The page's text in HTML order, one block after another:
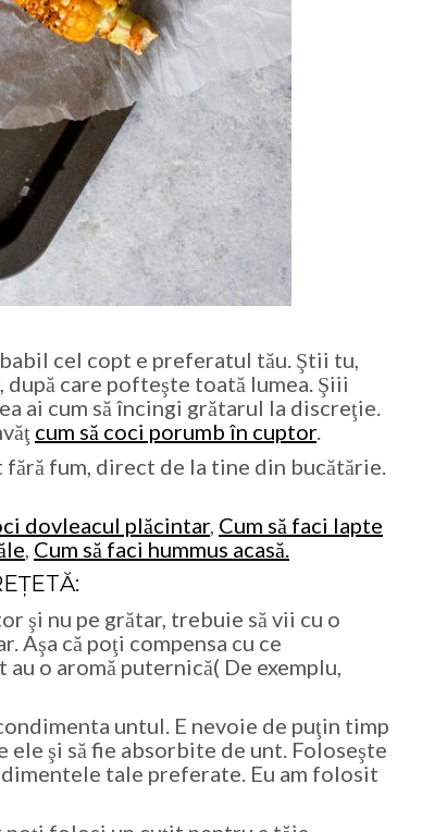
cel copt e preferatul tău. Ştii tu,
care pofteşte toată lumea. Şiii
ai cum să încingi grătarul la discreţie.
cum să coci porumb în cuptor.
fum, direct de la tine din bucătărie.
dovleacul plăcintar, Cum să faci lapte
Cum să faci hummus acasă.
şi nu pe grătar, trebuie să vii cu o
Aşa că poţi compensa cu ce
o aromă puternică( De exemplu,
untul. E nevoie de puţin timp
şi să fie absorbite de unt. Foloseşte
tale preferate. Eu am folosit